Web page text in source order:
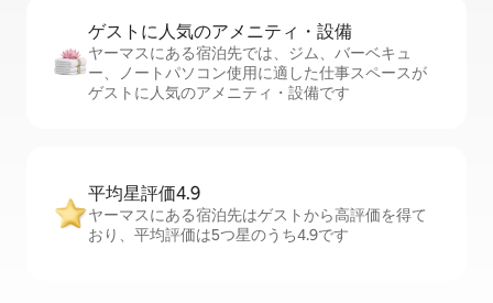
ゲストに人⁠気⁠のア⁠メ⁠ニ⁠テ⁠ィ・設⁠備
ヤーマスにある宿泊先では、ジム、バーベキュ
ー、ノートパソコン使用に適した仕事スペースが
ゲストに人気のアメニティ・設備です
平均星評価4.9
ヤーマスにある宿泊先はゲストから高評価を得て
おり、平均評価は5つ星のうち4.9です